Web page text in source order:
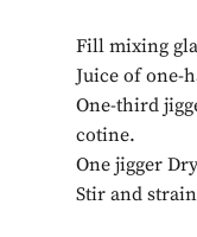
Fill mixing
Juice of one-
One-third
cotine.
One jigger
Stir and